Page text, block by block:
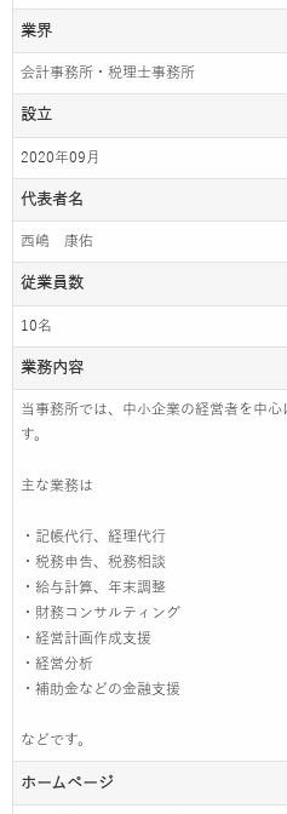
業界
会計事務所・税理士事務所
設立
2020年09月
代表者名
西嶋 康佑
従業員数
10名
業務内容
当事務所では、中小企業の経営者を中
す。
主な業務は
・記帳代行、経理代行
・税務申告、税務相談
・給与計算、年末調整
・財務コンサルティング
・経営計画作成支援
・経営分析
・補助金などの金融支援
などです。
ホームページ